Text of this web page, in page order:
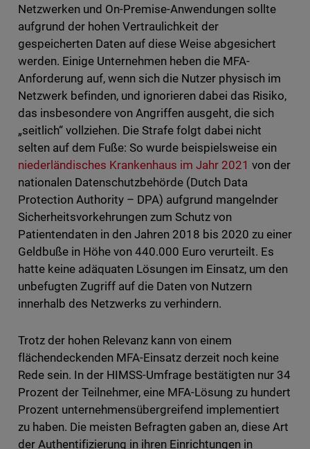
Netzwerken und On-Premise-Anwendungen sollte
aufgrund der hohen Vertraulichkeit der
gespeicherten Daten auf diese Weise abgesichert
werden. Einige Unternehmen heben die MFA-
Anforderung auf, wenn sich die Nutzer physisch im
Netzwerk befinden, und ignorieren dabei das Risiko,
das insbesondere von Angriffen ausgeht, die sich
„seitlich“ vollziehen. Die Strafe folgt dabei nicht
selten auf dem Fuße: So wurde beispielsweise ein
niederländisches Krankenhaus im Jahr 2021 von der
nationalen Datenschutzbehörde (Dutch Data
Protection Authority – DPA) aufgrund mangelnder
Sicherheitsvorkehrungen zum Schutz von
Patientendaten in den Jahren 2018 bis 2020 zu einer
Geldbuße in Höhe von 440.000 Euro verurteilt. Es
hatte keine adäquaten Lösungen im Einsatz, um den
unbefugten Zugriff auf die Daten von Nutzern
innerhalb des Netzwerks zu verhindern.
Trotz der hohen Relevanz kann von einem
flächendeckenden MFA-Einsatz derzeit noch keine
Rede sein. In der HIMSS-Umfrage bestätigten nur 34
Prozent der Teilnehmer, eine MFA-Lösung zu hundert
Prozent unternehmensübergreifend implementiert
zu haben. Die meisten Befragten gaben an, diese Art
der Authentifizierung in ihren Einrichtungen in